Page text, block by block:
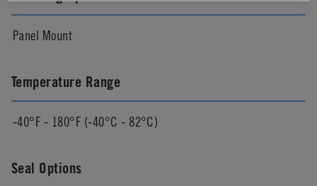
Panel Mount
Temperature Range
-40°F - 180°F (-40°C - 82°C)
Seal Options